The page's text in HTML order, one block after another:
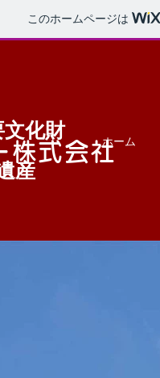
このホームページは
株式会社
化財 ホーム
産